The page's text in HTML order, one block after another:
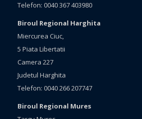
Telefon: 0040 367 403980
Biroul Regional Harghita
Miercurea Ciuc,
5 Piata Libertatii
Camera 227
Judetul Harghita
Telefon: 0040 266 207747
Biroul Regional Mures